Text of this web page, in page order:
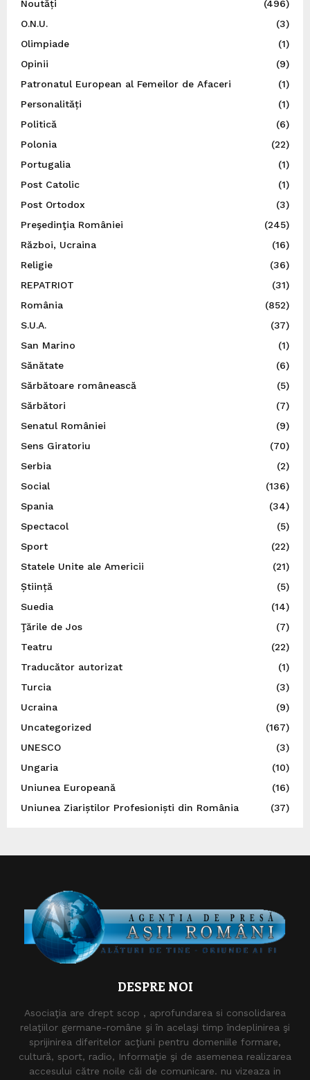
Noutăți
(496)
O.N.U.
(3)
Olimpiade
(1)
Opinii
(9)
Patronatul European al Femeilor de Afaceri
(1)
Personalități
(1)
Politică
(6)
Polonia
(22)
Portugalia
(1)
Post Catolic
(1)
Post Ortodox
(3)
Preşedinţia României
(245)
Război, Ucraina
(16)
Religie
(36)
REPATRIOT
(31)
România
(852)
S.U.A.
(37)
San Marino
(1)
Sănătate
(6)
Sărbătoare românească
(5)
Sărbători
(7)
Senatul României
(9)
Sens Giratoriu
(70)
Serbia
(2)
Social
(136)
Spania
(34)
Spectacol
(5)
Sport
(22)
Statele Unite ale Americii
(21)
Știință
(5)
Suedia
(14)
Ţările de Jos
(7)
Teatru
(22)
Traducător autorizat
(1)
Turcia
(3)
Ucraina
(9)
Uncategorized
(167)
UNESCO
(3)
Ungaria
(10)
Uniunea Europeană
(16)
Uniunea Ziariștilor Profesioniști din România
(37)
DESPRE NOI
Asociaţia are drept scop , aprofundarea si consolidarea
relaţiilor germane-române şi în acelaşi timp îndeplinirea şi
sprijinirea diferitelor acţiuni pentru domeniile formare,
cultură, sport, radio, Informaţie şi de asemenea realizarea
accesului către noile căi de comunicare. nu vizeaza in